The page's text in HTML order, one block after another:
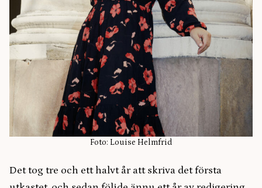
Foto: Louise Helmfrid
Det tog tre och ett halvt år att skriva det första